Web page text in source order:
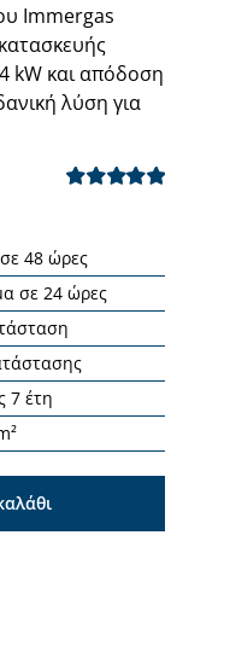
Immergas
kW και απόδοση
λύση για
48 ώρες
σε 24 ώρες
7 έτη